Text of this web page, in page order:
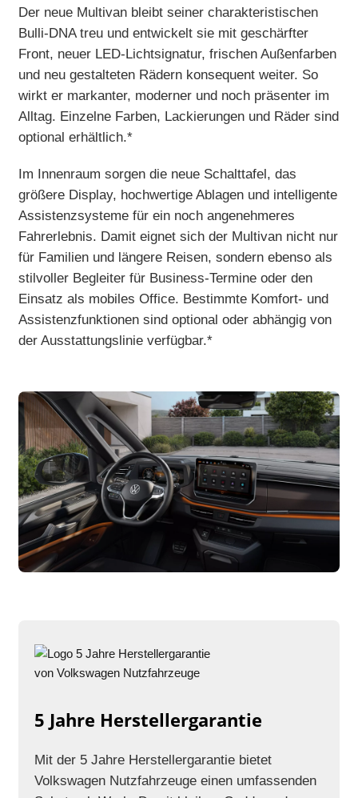
Der neue Multivan bleibt seiner charakteristischen
Bulli-DNA treu und entwickelt sie mit geschärfter
Front, neuer LED-Lichtsignatur, frischen Außenfarben
und neu gestalteten Rädern konsequent weiter. So
wirkt er markanter, moderner und noch präsenter im
Alltag. Einzelne Farben, Lackierungen und Räder sind
optional erhältlich.*
Im Innenraum sorgen die neue Schalttafel, das
größere Display, hochwertige Ablagen und intelligente
Assistenzsysteme für ein noch angenehmeres
Fahrerlebnis. Damit eignet sich der Multivan nicht nur
für Familien und längere Reisen, sondern ebenso als
stilvoller Begleiter für Business-Termine oder den
Einsatz als mobiles Office. Bestimmte Komfort- und
Assistenzfunktionen sind optional oder abhängig von
der Ausstattungslinie verfügbar.*
5 Jahre Herstellergarantie
Mit der 5 Jahre Herstellergarantie bietet
Volkswagen Nutzfahrzeuge einen umfassenden